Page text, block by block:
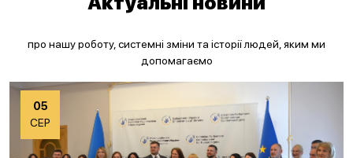
про нашу роботу, системні зміни та історії людей, яким ми
допомагаємо
05
СЕР